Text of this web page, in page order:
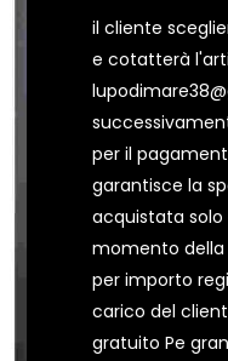
il cliente
e cotatterà
per il
garantisce la
acquistata solo
momento
per importo
carico del
gratuito Pe